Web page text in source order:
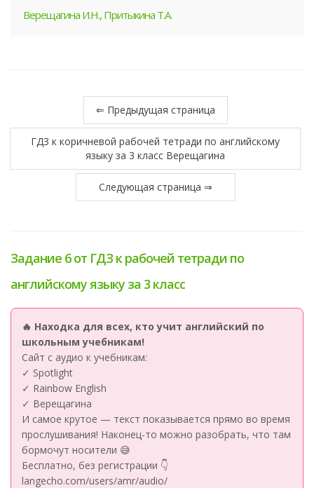
Верещагина И.Н., Притыкина Т.А.
⇐ Предыдущая страница
ГДЗ к коричневой рабочей тетради по английскому
языку за 3 класс Верещагина
Следующая страница ⇒
Задание 6 от ГДЗ к рабочей тетради по
английскому языку за 3 класс
🔥 Находка для всех, кто учит английский по
школьным учебникам!
Сайт с аудио к учебникам:
✓ Spotlight
✓ Rainbow English
✓ Верещагина
И самое крутое — текст показывается прямо во время
прослушивания! Наконец-то можно разобрать, что там
бормочут носители 😅
Бесплатно, без регистрации 👇
langecho.com/users/amr/audio/